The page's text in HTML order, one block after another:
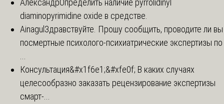
АлександрОпределить наличие pyrrolidinyl
diaminopyrimidine oxide в средстве.
Ainagul Здравствуйте. Прошу сообщить, проводите ли вы
посмертные психолого-психиатрические экспертизы по
...
Консультация&#x1f6e1;&#xfe0f; В каких случаях
целесообразно заказать рецензирование экспертизы
смарт-...